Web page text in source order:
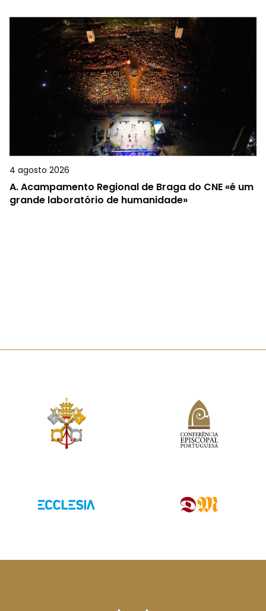
4 agosto 2026
A.Acampamento Regional de Braga do CNE «é um
grande laboratório de humanidade»